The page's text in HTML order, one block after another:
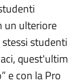
un ulteriore
studenti
e con la Pro